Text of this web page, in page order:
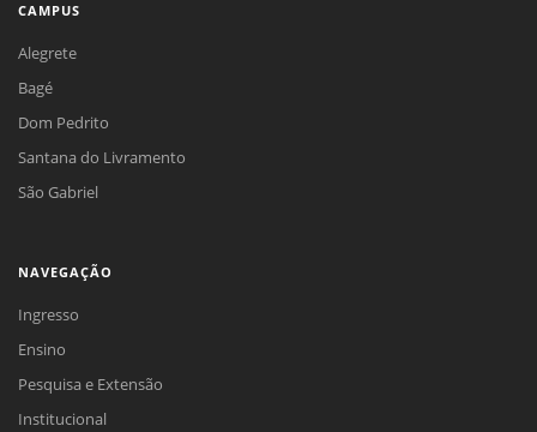
CAMPUS
Alegrete
Bagé
Dom Pedrito
Santana do Livramento
São Gabriel
NAVEGAÇÃO
Ingresso
Ensino
Pesquisa e Extensão
Institucional